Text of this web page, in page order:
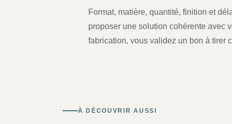
Format, matière, quantité, finition et
proposer une solution cohérente avec
fabrication, vous validez un bon à tirer
À DÉCOUVRIR AUSSI